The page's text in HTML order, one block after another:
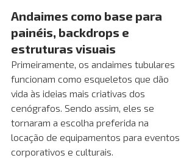
Andaimes como base para
painéis, backdrops e
estruturas visuais
Primeiramente, os andaimes tubulares
funcionam como esqueletos que dão
vida às ideias mais criativas dos
cenógrafos. Sendo assim, eles se
tornaram a escolha preferida na
locação de equipamentos para eventos
corporativos e culturais.